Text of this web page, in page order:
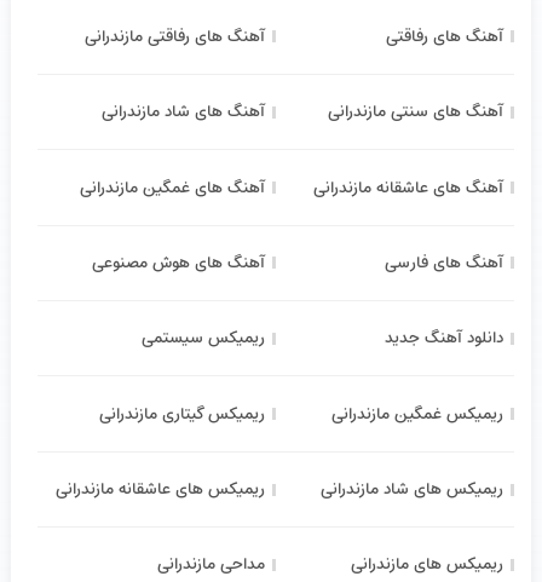
آهنگ های رفاقتی آهنگ های رفاقتی مازندرانی
آهنگ های سنتی مازندرانی آهنگ های شاد مازندرانی
آهنگ های عاشقانه مازندرانی آهنگ های غمگین مازندرانی
آهنگ های فارسی آهنگ های هوش مصنوعی
دانلود آهنگ جدید ریمیکس سیستمی
ریمیکس غمگین مازندرانی ریمیکس گیتاری مازندرانی
ریمیکس های شاد مازندرانی ریمیکس های عاشقانه مازندرانی
ریمیکس های مازندرانی مداحی مازندرانی